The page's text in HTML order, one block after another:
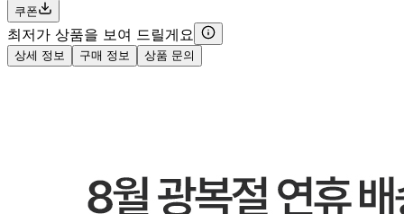
쿠폰
최저가 상품을 보여 드릴게요
상세 정보 구매 정보 상품 문의